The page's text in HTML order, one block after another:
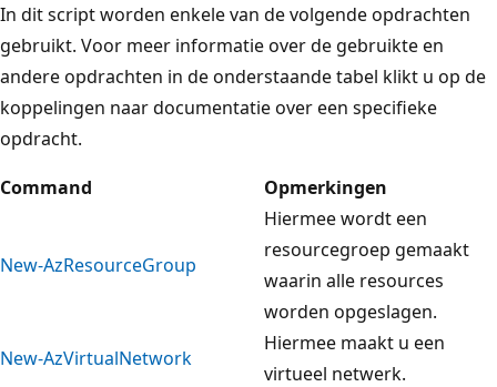
In dit script worden enkele van de volgende opdrachten
gebruikt. Voor meer informatie over de gebruikte en
andere opdrachten in de onderstaande tabel klikt u op de
koppelingen naar documentatie over een specifieke
opdracht.
Command
Opmerkingen
New-AzResourceGroup
Hiermee wordt een
resourcegroep gemaakt
waarin alle resources
worden opgeslagen.
New-AzVirtualNetwork
Hiermee maakt u een
virtueel netwerk.